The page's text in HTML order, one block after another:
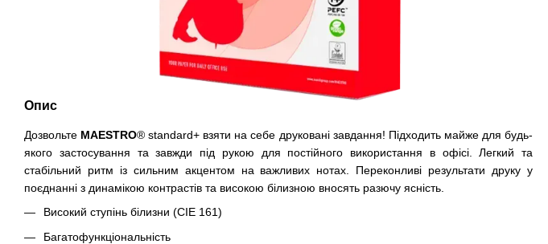
Опис
Дозвольте MAESTRO® standard+ взяти на себе друковані завдання! Підходить майже для будь-
якого застосування та завжди під рукою для постійного використання в офісі. Легкий та
стабільний ритм із сильним акцентом на важливих нотах. Переконливі результати друку у
поєднанні з динамікою контрастів та високою білизною вносять разючу ясність.
Високий ступінь білизни (CIE 161)
Багатофункціональність